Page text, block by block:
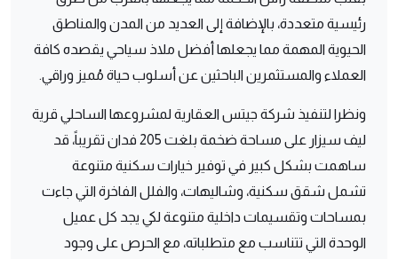
رئيسية متعددة، بالإضافة إلى العديد من المدن والمناطق
الحيوية المهمة مما يجعلها أفضل ملاذ سياحي يقصده كافة
العملاء والمستثمرين الباحثين عن أسلوب حياة مُميز وراقي.
ونظرا لتنفيذ شركة جيتس العقارية لمشروعها الساحلي قرية
ليف سيزار على مساحة ضخمة بلغت 205 فدان تقريباً، قد
ساهمت بشكل كبير في توفير خيارات سكنية متنوعة
تشمل شقق سكنية، وشاليهات، والفلل الفاخرة التي جاءت
بمساحات وتقسيمات داخلية متنوعة لكي يجد كل عميل
الوحدة التي تتناسب مع متطلباته، مع الحرص على وجود